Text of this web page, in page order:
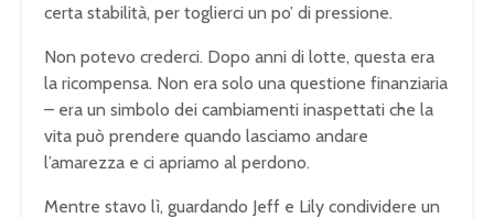
certa stabilità, per toglierci un po’ di pressione.
Non potevo crederci. Dopo anni di lotte, questa era
la ricompensa. Non era solo una questione finanziaria
– era un simbolo dei cambiamenti inaspettati che la
vita può prendere quando lasciamo andare
l’amarezza e ci apriamo al perdono.
Mentre stavo lì, guardando Jeff e Lily condividere un